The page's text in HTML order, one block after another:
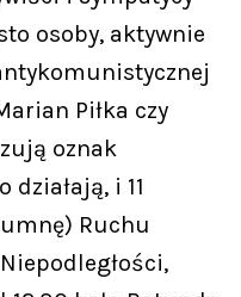
osoby, aktywnie
Piłka czy
oznak
i 11
Ruchu